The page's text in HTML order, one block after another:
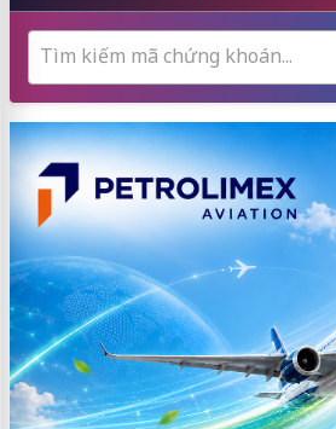
Tìm kiếm mã chứng khoán...